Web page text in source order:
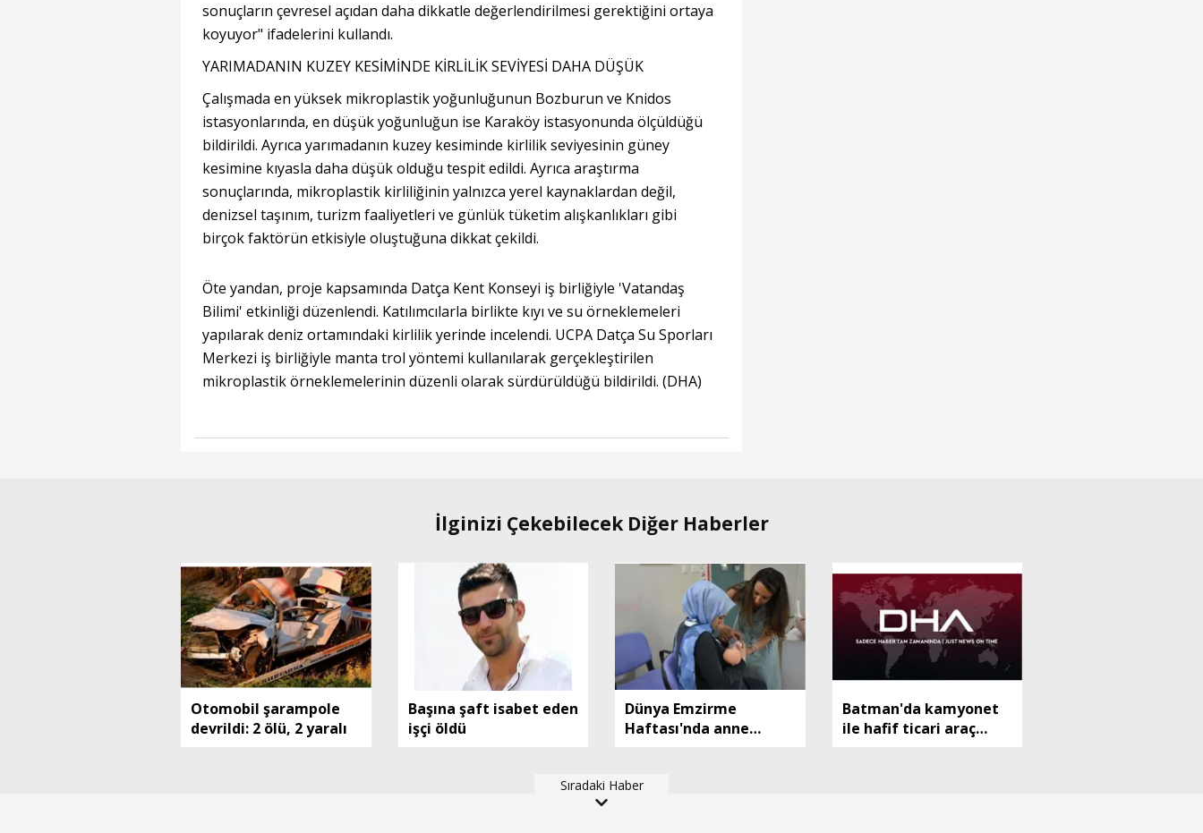
sonuçların çevresel açıdan daha dikkatle değerlendirilmesi gerektiğini ortaya
koyuyor" ifadelerini kullandı.
YARIMADANIN KUZEY KESİMİNDE KİRLİLİK SEVİYESİ DAHA DÜŞÜK
Çalışmada en yüksek mikroplastik yoğunluğunun Bozburun ve Knidos
istasyonlarında, en düşük yoğunluğun ise Karaköy istasyonunda ölçüldüğü
bildirildi. Ayrıca yarımadanın kuzey kesiminde kirlilik seviyesinin güney
kesimine kıyasla daha düşük olduğu tespit edildi. Ayrıca araştırma
sonuçlarında, mikroplastik kirliliğinin yalnızca yerel kaynaklardan değil,
denizsel taşınım, turizm faaliyetleri ve günlük tüketim alışkanlıkları gibi
birçok faktörün etkisiyle oluştuğuna dikkat çekildi.
Öte yandan, proje kapsamında Datça Kent Konseyi iş birliğiyle 'Vatandaş
Bilimi' etkinliği düzenlendi. Katılımcılarla birlikte kıyı ve su örneklemeleri
yapılarak deniz ortamındaki kirlilik yerinde incelendi. UCPA Datça Su Sporları
Merkezi iş birliğiyle manta trol yöntemi kullanılarak gerçekleştirilen
mikroplastik örneklemelerinin düzenli olarak sürdürüldüğü bildirildi. (DHA)
İlginizi Çekebilecek Diğer Haberler
Otomobil şarampole
devrildi: 2 ölü, 2 yaralı
Başına şaft isabet eden
işçi öldü
Dünya Emzirme
Haftası'nda anne
Batman'da kamyonet
ile hafif ticari araç
Sıradaki Haber